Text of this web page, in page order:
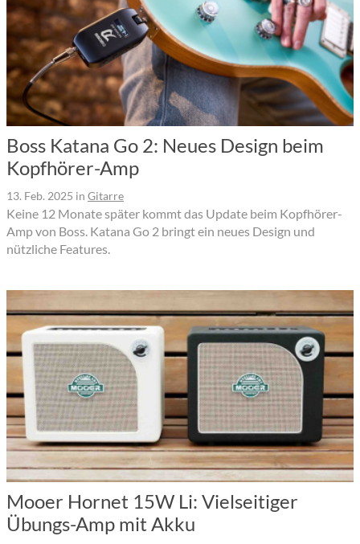
Boss Katana Go 2: Neues Design beim
Kopfhörer-Amp
13. Feb. 2025 in Gitarre
Keine 12 Monate später kommt das Update beim Kopfhörer-
Amp von Boss. Katana Go 2 bringt ein neues Design und
nützliche Features.
Mooer Hornet 15W Li: Vielseitiger
Übungs-Amp mit Akku